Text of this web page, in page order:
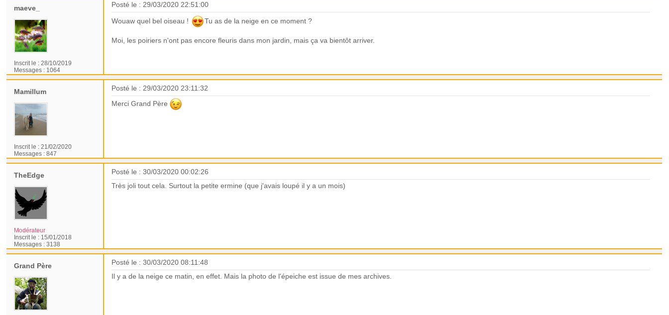
maeve_
Inscrit le :28/10/2019
Messages : 1064
Posté le : 29/03/2020 22:51:00
Wouaw quel bel oiseau ! Tu as de la neige en ce moment ?
Moi, les poiriers n'ont pas encore fleuris dans mon jardin, mais ça va bientôt arriver.
Mamillum
Inscrit le :21/02/2020
Messages :847
Posté le : 29/03/2020 23:11:32
Merci Grand Père
TheEdge
Modérateur
Inscrit le : 15/01/2018
Messages :3138
Posté le : 30/03/2020 00:02:26
Très joli tout cela. Surtout la petite ermine (que j'avais loupé il y a un mois)
Grand Père
Posté le : 30/03/2020 08:11:48
Il y a de la neige ce matin, en effet. Mais la photo de l'épeiche est issue de mes archives.